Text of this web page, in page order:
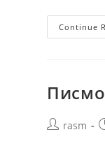
Continue
rasm